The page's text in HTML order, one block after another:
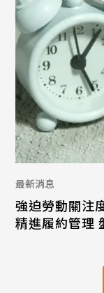
最新消息
強迫勞動關注
精進履約管理